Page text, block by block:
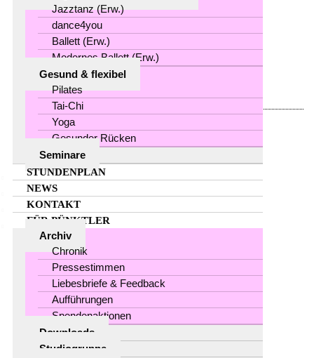
MEHR
24
Juli
Erwachsene Tänzerin zum
Jubiläum an Susanne
MEHR
in,
Jazztanz (Erw.)
dance4you
Ballett (Erw.)
Modernes Ballett (Erw.)
Gesund & flexibel
Pilates
Tai-Chi
Yoga
Gesunder Rücken
Seminare
STUNDENPLAN
NEWS
KONTAKT
FÜR PÜNKTLER
Archiv
Chronik
Pressestimmen
Liebesbriefe & Feedback
Aufführungen
Spendenaktionen
Downloads
Studiogruppe